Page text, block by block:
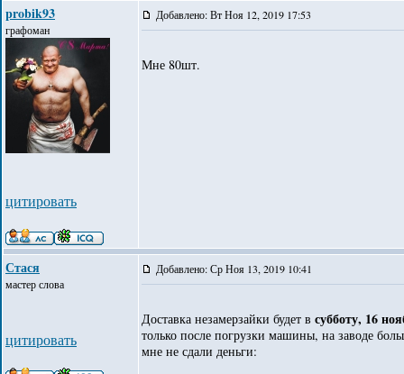
probik93
графоман
цитировать
Добавлено: Вт Ноя 12, 2019 17:53
Мне 80шт.
Стася
мастер слова
цитировать
Добавлено: Ср Ноя 13, 2019 10:41
Доставка незамерзайки будет в субботу, 16
только после погрузки машины, на заводе
мне не сдали деньги: